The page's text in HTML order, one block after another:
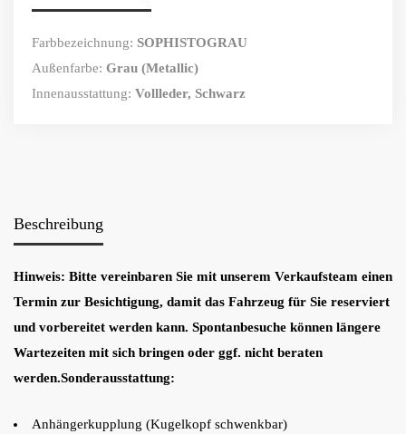
Farbbezeichnung: SOPHISTOGRAU
Außenfarbe: Grau (Metallic)
Innenausstattung: Vollleder, Schwarz
Beschreibung
Hinweis: Bitte vereinbaren Sie mit unserem Verkaufsteam einen
Termin zur Besichtigung, damit das Fahrzeug für Sie reserviert
und vorbereitet werden kann. Spontanbesuche können längere
Wartezeiten mit sich bringen oder ggf. nicht beraten
werden.Sonderausstattung:
Anhängerkupplung (Kugelkopf schwenkbar)